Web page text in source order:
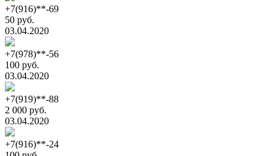
+7(916)**-69
50 руб.
03.04.2020
+7(978)**-56
100 руб.
03.04.2020
+7(919)**-88
2 000 руб.
03.04.2020
+7(916)**-24